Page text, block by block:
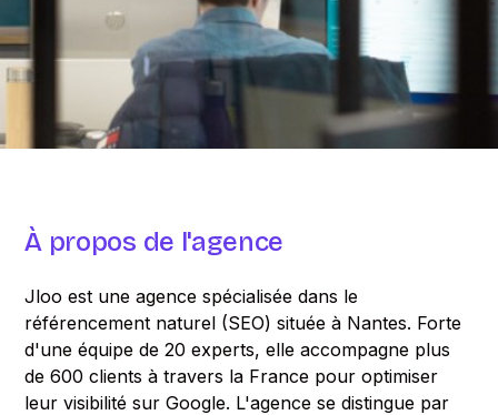
À propos de l'agence
Jloo est une agence spécialisée dans le
référencement naturel (SEO) située à Nantes. Forte
d'une équipe de 20 experts, elle accompagne plus
de 600 clients à travers la France pour optimiser
leur visibilité sur Google. L'agence se distingue par